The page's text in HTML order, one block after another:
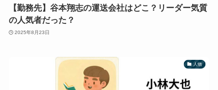
【勤務先】谷本翔志の運送会社はどこ？リーダー気質
の人気者だった？
2025年8月23日
人物